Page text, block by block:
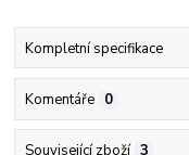
Kompletní specifikace
Komentáře 0
Související zboží 3